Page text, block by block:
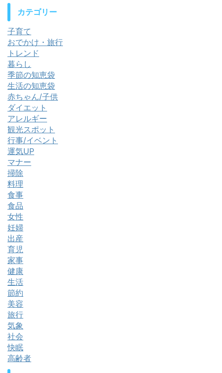
カテゴリー
子育て
おでかけ・旅行
トレンド
暮らし
季節の知恵袋
生活の知恵袋
赤ちゃん/子供
ダイエット
アレルギー
観光スポット
行事/イベント
運気UP
マナー
掃除
料理
食事
食品
女性
妊婦
出産
育児
家事
健康
生活
節約
美容
旅行
気象
社会
快眠
高齢者